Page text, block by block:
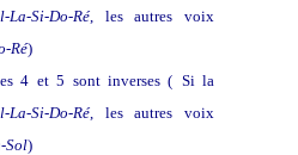
La-Si-Do-Ré , les autres voix
Ré)
4 et 5 sont inverses ( Si la
La-Si-Do-Ré , les autres voix
Sol)